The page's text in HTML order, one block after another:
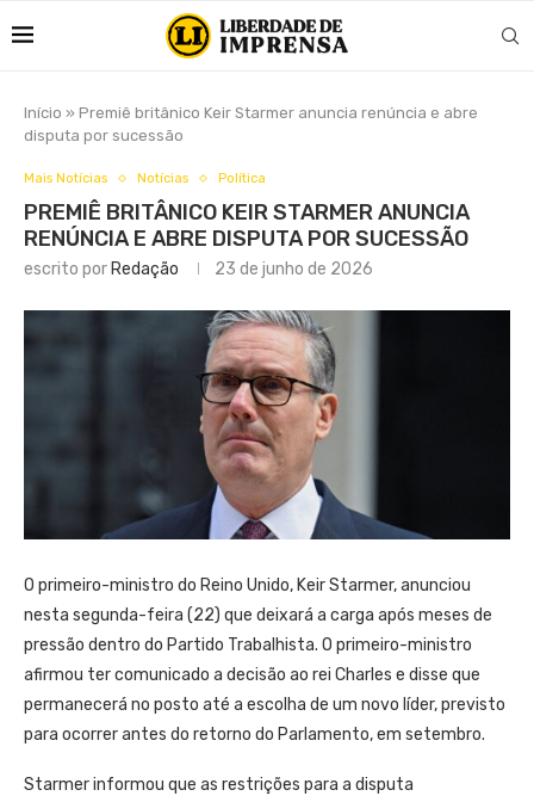
Início » Premiê britânico Keir Starmer anuncia renúncia e abre
disputa por sucessão
Mais Notícias Notícias Política
PREMIÊ BRITÂNICO KEIR STARMER ANUNCIA
RENÚNCIA E ABRE DISPUTA POR SUCESSÃO
escrito por Redação 23 de junho de 2026
O primeiro-ministro do Reino Unido, Keir Starmer, anunciou
nesta segunda-feira (22) que deixará a carga após meses de
pressão dentro do Partido Trabalhista. O primeiro-ministro
afirmou ter comunicado a decisão ao rei Charles e disse que
permanecerá no posto até a escolha de um novo líder, previsto
para ocorrer antes do retorno do Parlamento, em setembro.
Starmer informou que as restrições para a disputa